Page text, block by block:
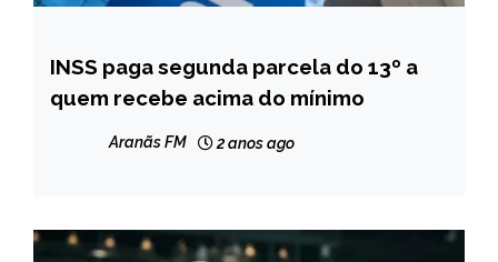
BRASIL
NOTÍCIAS
INSS paga segunda parcela do 13º a
quem recebe acima do mínimo
Aranãs FM 2 anos ago